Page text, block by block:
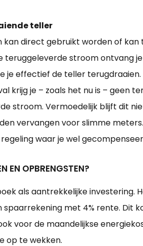
teller
kan direct gebruikt worden of
teruggeleverde stroom ontvang
je effectief de teller
krijg je – zoals het nu is – geen
stroom. Vermoedelijk blijft dit
vervangen voor slimme
waar je wel
EN OPBRENGSTEN?
als aantrekkelijke investering.
met 4% rente. Dit
voor de maandelijkse
op te wekken.